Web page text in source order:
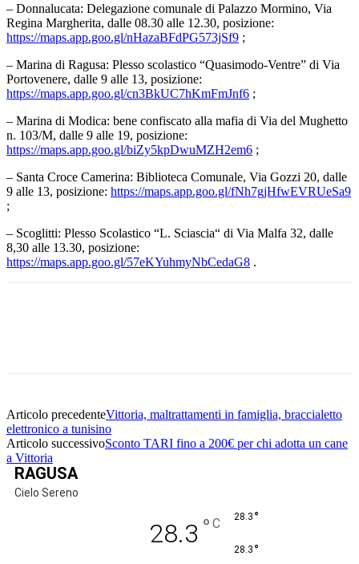
– Donnalucata: Delegazione comunale di Palazzo Mormino, Via
Regina Margherita, dalle 08.30 alle 12.30, posizione:
https://maps.app.goo.gl/nHazaBFdPG573jSf9 ;
– Marina di Ragusa: Plesso scolastico “Quasimodo-Ventre” di Via
Portovenere, dalle 9 alle 13, posizione:
https://maps.app.goo.gl/cn3BkUC7hKmFmJnf6 ;
– Marina di Modica: bene confiscato alla mafia di Via del Mughetto
n. 103/M, dalle 9 alle 19, posizione:
https://maps.app.goo.gl/biZy5kpDwuMZH2em6 ;
– Santa Croce Camerina: Biblioteca Comunale, Via Gozzi 20, dalle
9 alle 13, posizione: https://maps.app.goo.gl/fNh7gjHfwEVRUeSa9
;
– Scoglitti: Plesso Scolastico “L. Sciascia“ di Via Malfa 32, dalle
8,30 alle 13.30, posizione:
https://maps.app.goo.gl/57eKYuhmyNbCedaG8 .
Articolo precedenteVittoria, maltrattamenti in famiglia, braccialetto
elettronico a tunisino
Articolo successivoSconto TARI fino a 200€ per chi adotta un cane
a Vittoria
RAGUSA
Cielo Sereno
28.3 ° C 28.3 °
28.3 °